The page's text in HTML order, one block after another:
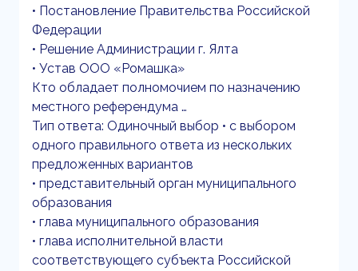
• Постановление Правительства Российской
Федерации
• Решение Администрации г. Ялта
• Устав ООО «Ромашка»
Кто обладает полномочием по назначению
местного референдума …
Тип ответа: Одиночный выбор • с выбором
одного правильного ответа из нескольких
предложенных вариантов
• представительный орган муниципального
образования
• глава муниципального образования
• глава исполнительной власти
соответствующего субъекта Российской